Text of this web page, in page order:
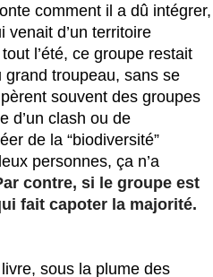
comment il a dû intégrer,
venait d’un territoire
l’été, ce groupe restait
troupeau, sans se
souvent des groupes
d’un clash ou de
de la “biodiversité”
personnes, ça n’a
contre, si le groupe est
fait capoter la majorité.
sous la plume des